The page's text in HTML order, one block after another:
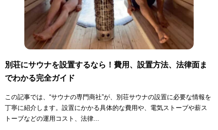
別荘にサウナを設置するなら！費用、設置方法、法律面ま
でわかる完全ガイド
この記事では、“サウナの専門商社”が、別荘サウナの設置に必要な情報を
丁寧に紹介します。設置にかかる具体的な費用や、電気ストーブや薪ス
トーブなどの運用コスト、法律...